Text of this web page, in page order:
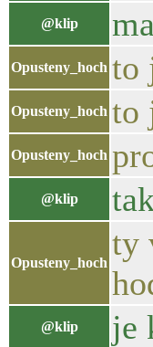
@klip
Opusteny_hoch to
Opusteny_hoch to
Opusteny_hoch
@klip
Opusteny_hoch
ty
@klip je